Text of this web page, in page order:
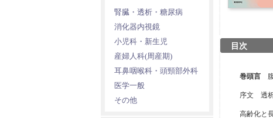
腎臓・透析・糖尿病
消化器内視鏡
小児科・新生児
産婦人科(周産期)
耳鼻咽喉科・頭頸部外科
医学一般
その他
目次
巻頭言
序文 透
高齢化と